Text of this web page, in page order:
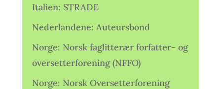
Italien: STRADE
Nederlandene: Auteursbond
Norge: Norsk faglitterær forfatter- og
oversetterforening (NFFO)
Norge: Norsk Oversetterforening